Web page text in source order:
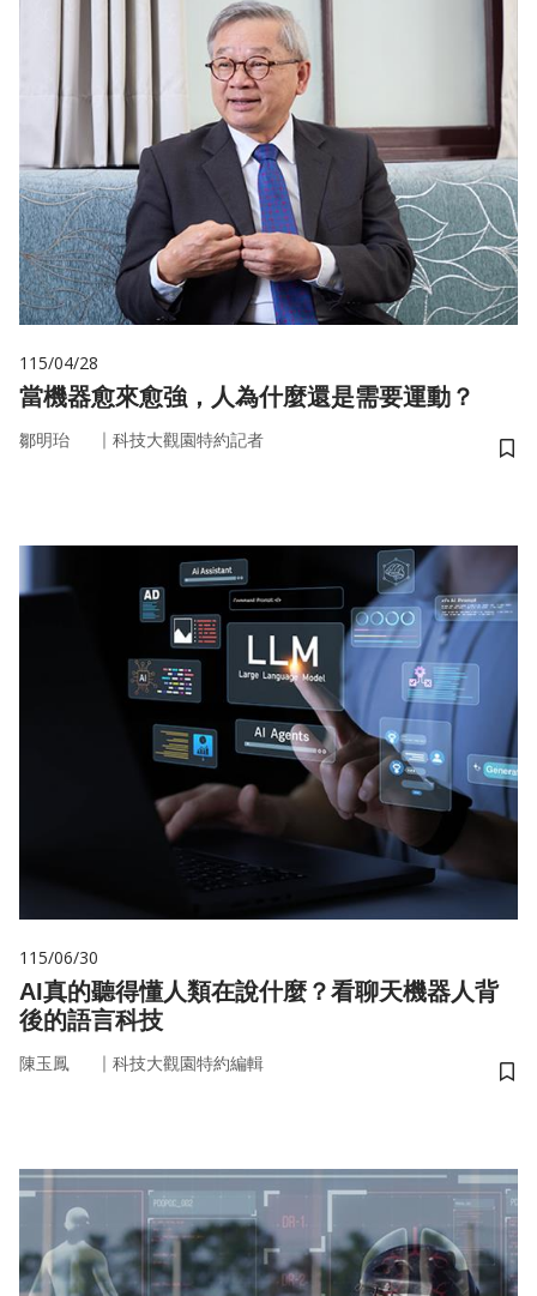
115/04/28
當機器愈來愈強，人為什麼還是需要運動？
鄒明珆 ｜ 科技大觀園特約記者
儲
115/06/30
AI真的聽得懂人類在說什麼？看聊天機器人背
後的語言科技
陳玉鳳 ｜ 科技大觀園特約編輯
儲